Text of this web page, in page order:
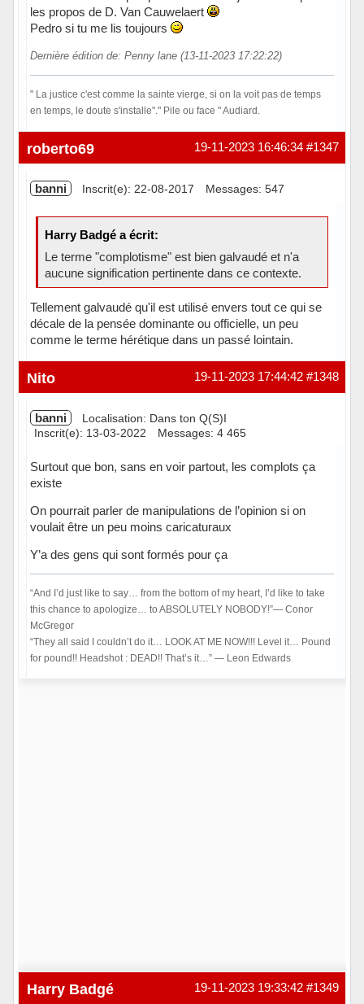
les propos de D. Van Cauwelaert
Pedro si tu me lis toujours
Dernière édition de: Penny lane (13-11-2023 17:22:22)
" La justice c'est comme la sainte vierge, si on la voit pas de temps
en temps, le doute s'installe"." Pile ou face " Audiard.
En ligne #1347
19-11-2023 16:46:34
roberto69
banni Inscrit(e): 22-08-2017 Messages: 547
Harry Badgé a écrit:
Le terme "complotisme" est bien galvaudé et n'a
aucune signification pertinente dans ce contexte.
Tellement galvaudé qu'il est utilisé envers tout ce qui se
décale de la pensée dominante ou officielle, un peu
comme le terme hérétique dans un passé lointain.
Hors ligne #1348
19-11-2023 17:44:42
Nito
banni
Localisation: Dans ton Q(S)I
Inscrit(e): 13-03-2022
Messages: 4 465
Surtout que bon, sans en voir partout, les complots ça
existe
On pourrait parler de manipulations de l’opinion si on
voulait être un peu moins caricaturaux
Y’a des gens qui sont formés pour ça
“And I’d just like to say… from the bottom of my heart, I’d like to take
this chance to apologize… to ABSOLUTELY NOBODY!”― Conor
McGregor
“They all said I couldn’t do it… LOOK AT ME NOW!!! Level it… Pound
for pound!! Headshot : DEAD!! That’s it…” ― Leon Edwards
#1349
19-11-2023 19:33:42
Harry Badgé